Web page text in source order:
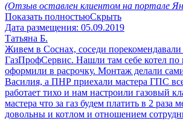
(Отзыв оставлен клиентом на портале
Показать полностьюСкрыть
Дата размещения: 05.09.2019
Татьяна Б.
Живем в Соснах, соседи
ГазПрофСервис. Нашли там себе котел по
оформили в расрочку. Монтаж делали
Василия, а ПНР приехали мастера ГПС
работает тихо и нам настроили газовый
мастера что за газ будем платить в 2 раза
довольны и котлом и отношением